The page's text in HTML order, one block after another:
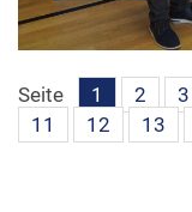
Seite 1 2 3
11
12 13